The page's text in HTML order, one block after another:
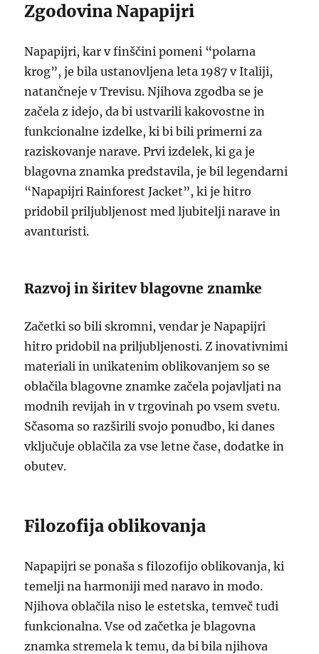
Zgodovina Napapijri
Napapijri, kar v finščini pomeni “polarna
krog”, je bila ustanovljena leta 1987 v Italiji,
natančneje v Trevisu. Njihova zgodba se je
začela z idejo, da bi ustvarili kakovostne in
funkcionalne izdelke, ki bi bili primerni za
raziskovanje narave. Prvi izdelek, ki ga je
blagovna znamka predstavila, je bil legendarni
“Napapijri Rainforest Jacket”, ki je hitro
pridobil priljubljenost med ljubitelji narave in
avanturisti.
Razvoj in širitev blagovne znamke
Začetki so bili skromni, vendar je Napapijri
hitro pridobil na priljubljenosti. Z inovativnimi
materiali in unikatenim oblikovanjem so se
oblačila blagovne znamke začela pojavljati na
modnih revijah in v trgovinah po vsem svetu.
Sčasoma so razširili svojo ponudbo, ki danes
vključuje oblačila za vse letne čase, dodatke in
obutev.
Filozofija oblikovanja
Napapijri se ponaša s filozofijo oblikovanja, ki
temelji na harmoniji med naravo in modo.
Njihova oblačila niso le estetska, temveč tudi
funkcionalna. Vse od začetka je blagovna
znamka stremela k temu, da bi bila njihova